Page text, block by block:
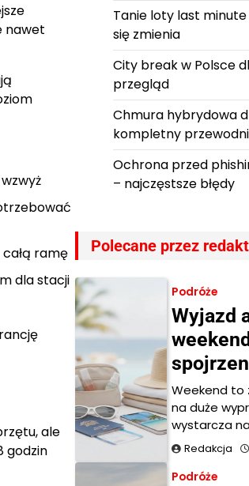
nawet
ramę
dla stacji
ale
godzin
Tanie loty last
się zmienia
City break w Polsce
przegląd
Chmura hybrydowa
kompletny
Ochrona przed
– najczęstsze błędy
Polecane przez
Podróże
Wyjazd
Weekend to
na duże
wystarcza
Redakcja
Podróże